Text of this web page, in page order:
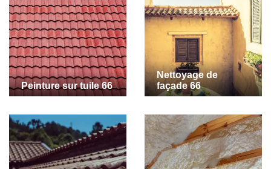
Peinture sur tuile 66
Nettoyage de
façade 66